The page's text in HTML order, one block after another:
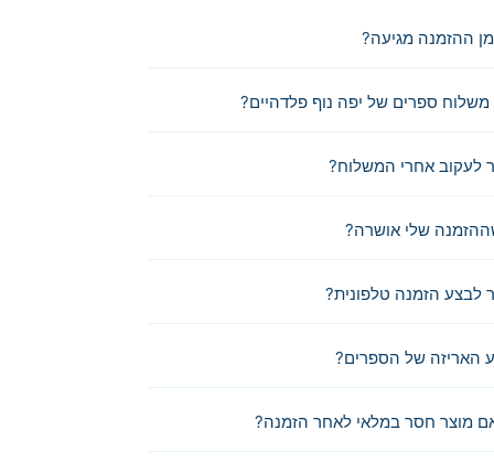
ההזמנה מגיעה?
ספרים של יפה נוף פלדהיים?
לעקוב אחרי המשלוח?
שלי אושרה?
הזמנה טלפונית?
האריזה של הספרים?
מוצר חסר במלאי לאחר הזמנה?